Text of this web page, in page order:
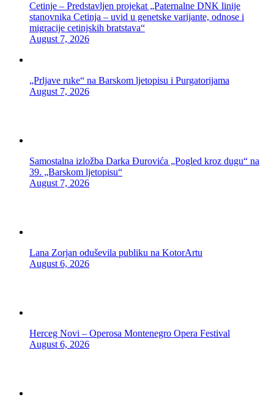
Cetinje – Predstavljen projekat „Paternalne DNK linije
stanovnika Cetinja – uvid u genetske varijante, odnose i
migracije cetinjskih bratstava“
August 7, 2026
„Prljave ruke“ na Barskom ljetopisu i Purgatorijama
August 7, 2026
Samostalna izložba Darka Đurovića „Pogled kroz dugu“ na
39. „Barskom ljetopisu“
August 7, 2026
Lana Zorjan oduševila publiku na KotorArtu
August 6, 2026
Herceg Novi – Operosa Montenegro Opera Festival
August 6, 2026